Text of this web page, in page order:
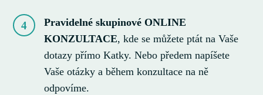
4
Pravidelné skupinové ONLINE
KONZULTACE, kde se můžete ptát na Vaše
dotazy přímo Katky. Nebo předem napíšete
Vaše otázky a během konzultace na ně
odpovíme.